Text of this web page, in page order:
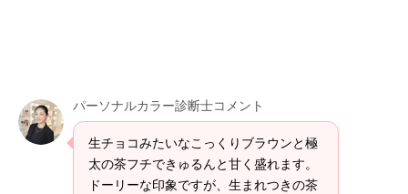
パーソナルカラー診断士コメント
生チョコみたいなこっくりブラウンと極
太の茶フチできゅるんと甘く盛れます。
ドーリーな印象ですが、生まれつきの茶